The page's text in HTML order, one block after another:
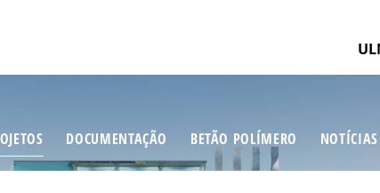
DOCUMENTAÇÃO BETÃO POLÍMERO NOTÍCIAS